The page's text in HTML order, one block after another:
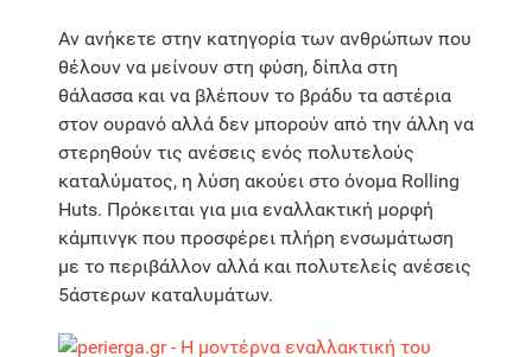
Αν ανήκετε στην κατηγορία των ανθρώπων που
θέλουν να μείνουν στη φύση, δίπλα στη
θάλασσα και να βλέπουν το βράδυ τα αστέρια
στον ουρανό αλλά δεν μπορούν από την άλλη να
στερηθούν τις ανέσεις ενός πολυτελούς
καταλύματος, η λύση ακούει στο όνομα Rolling
Huts. Πρόκειται για μια εναλλακτική μορφή
κάμπινγκ που προσφέρει πλήρη ενσωμάτωση
με το περιβάλλον αλλά και πολυτελείς ανέσεις
5άστερων καταλυμάτων.